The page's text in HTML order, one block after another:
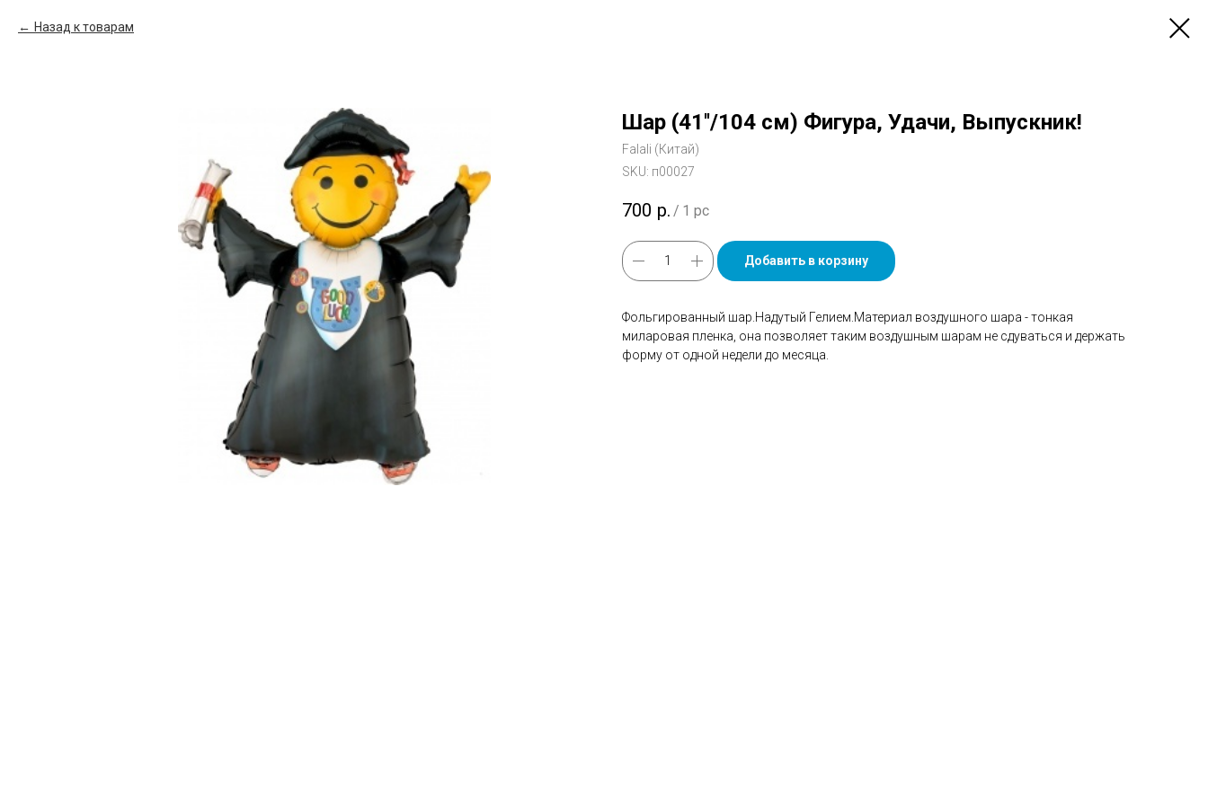
Назад к товарам
Шар (41''/104 см) Фигура, Удачи, Выпускник!
Falali (Китай)
SKU: п00027
700 р. / 1 pc
Добавить в корзину
Фольгированный шар.Надутый Гелием.Материал воздушного шара - тонкая
миларовая пленка, она позволяет таким воздушным шарам не сдуваться и держать
форму от одной недели до месяца.